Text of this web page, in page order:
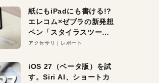
紙にもiPadにも書ける!?
エレコム×ゼブラの新発想
ペン「スタイラスツーウ
ェイ」レビュー。持ち替
アクセサリ レポート
iOS 27（ベータ版）を試
す。Siri AI、ショートカ